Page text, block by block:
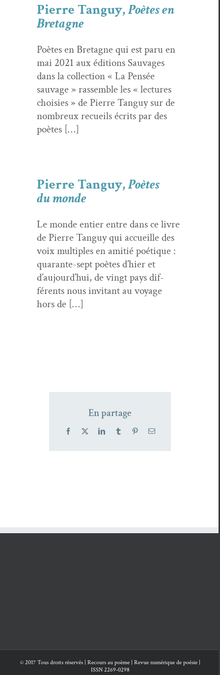
Pierre Tanguy,Poètes en
Bretagne
Poètes en Bre­tagne qui est paru en
mai 2021 aux édi­tions Sauvages
dans la col­lec­tion « La Pen­sée
sauvage » rassem­ble les « lec­tures
choisies » de Pierre Tan­guy sur de
nom­breux recueils écrits par des
poètes […]
Pierre Tanguy,Poètes
du monde
Le monde entier entre dans ce livre
de Pierre Tan­guy qui accueille des
voix mul­ti­ples en ami­tié poé­tique :
quar­ante-sept poètes d’hier et
d’aujourd’hui, de vingt pays dif­
férents nous invi­tant au voy­age
hors de […]
En partage
Facebook LinkedInTumblr PinterestEmail
© 2017 Tous droits réservés | Recours au poème | Revue numérique de poésie |
ISSN 2269-0298